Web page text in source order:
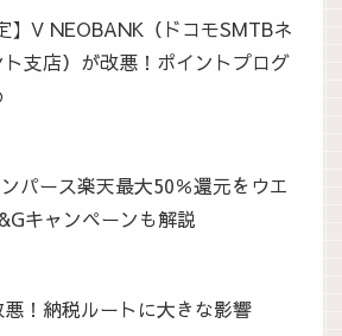
】V NEOBANK（ドコモSMTBネ
支店）が改悪！ポイントプログ
ンパース楽天最大50％還元をウエ
キャンペーンも解説
！納税ルートに大きな影響